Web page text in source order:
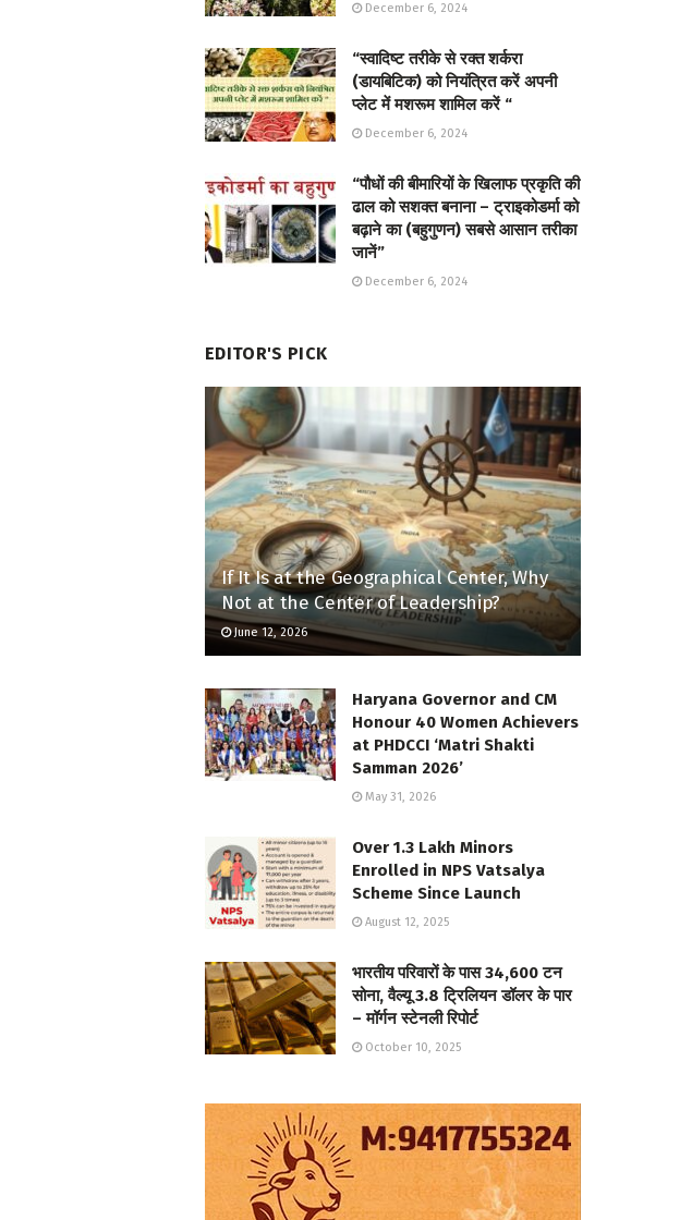
December 6, 2024
“स्वादिष्ट तरीके से रक्त शर्करा
(डायबिटिक) को नियंत्रित करें अपनी
प्लेट में मशरूम शामिल करें “
December 6, 2024
“पौधों की बीमारियों के खिलाफ प्रकृति की
ढाल को सशक्त बनाना – ट्राइकोडर्मा को
बढ़ाने का (बहुगुणन) सबसे आसान तरीका
जानें”
December 6, 2024
EDITOR'S PICK
If It Is at the Geographical Center, Why
Not at the Center of Leadership?
June 12, 2026
Haryana Governor and CM
Honour 40 Women Achievers
at PHDCCI ‘Matri Shakti
Samman 2026’
May 31, 2026
Over 1.3 Lakh Minors
Enrolled in NPS Vatsalya
Scheme Since Launch
August 12, 2025
भारतीय परिवारों के पास 34,600 टन
सोना, वैल्यू 3.8 ट्रिलियन डॉलर के पार
– मॉर्गन स्टेनली रिपोर्ट
October 10, 2025